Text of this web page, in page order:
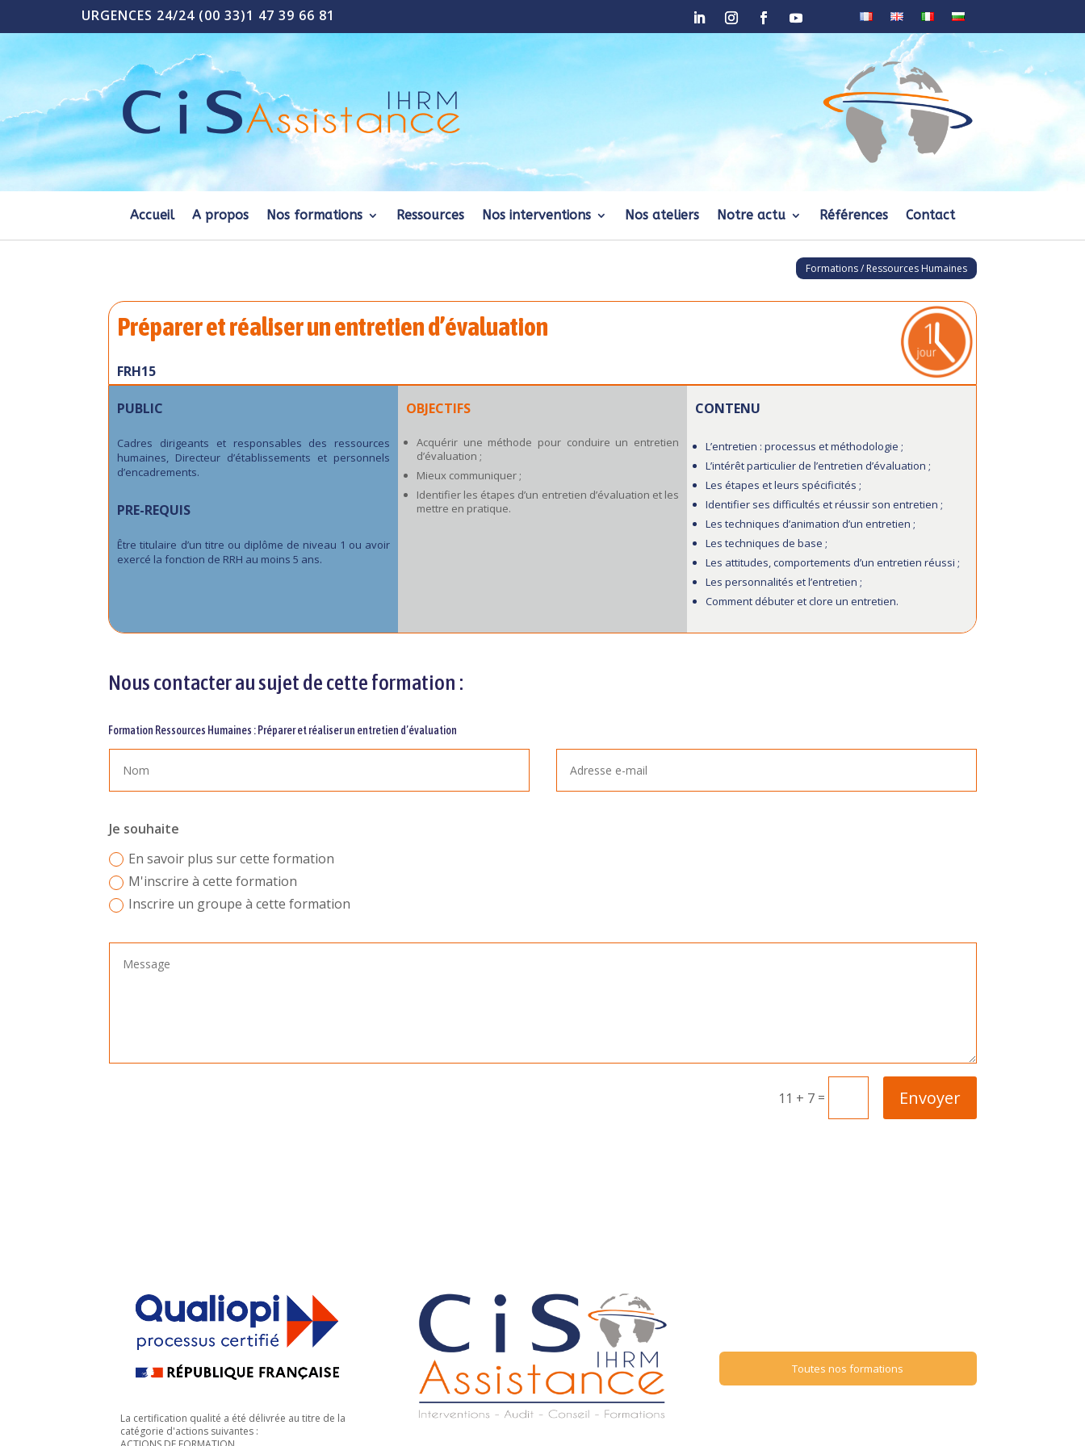
URGENCES 24/24 (00 33)1 47 39 66 81
Accueil A propos Nos formations Ressources Nos interventions Nos ateliers Notre actu Références Contact
Formations / Ressources Humaines
Préparer et réaliser un entretien d’évaluation
FRH15
PUBLIC
Cadres dirigeants et responsables des ressources
humaines, Directeur d’établissements et personnels
d’encadrements.
PRE-REQUIS
Être titulaire d’un titre ou diplôme de niveau 1 ou avoir
exercé la fonction de RRH au moins 5 ans.
OBJECTIFS
Acquérir une méthode pour conduire un entretien
d’évaluation ;
Mieux communiquer ;
Identifier les étapes d’un entretien d’évaluation et les
mettre en pratique.
CONTENU
L’entretien : processus et méthodologie ;
L’intérêt particulier de l’entretien d’évaluation ;
Les étapes et leurs spécificités ;
Identifier ses difficultés et réussir son entretien ;
Les techniques d’animation d’un entretien ;
Les techniques de base ;
Les attitudes, comportements d’un entretien réussi ;
Les personnalités et l’entretien ;
Comment débuter et clore un entretien.
Nous contacter au sujet de cette formation :
Formation Ressources Humaines : Préparer et réaliser un entretien d’évaluation
Je souhaite
En savoir plus sur cette formation
M'inscrire à cette formation
Inscrire un groupe à cette formation
11 + 7= Envoyer
La certification qualité a été délivrée au titre de la
catégorie d'actions suivantes :
Toutes nos formations